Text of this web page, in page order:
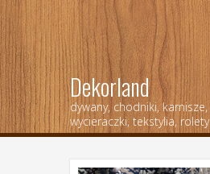
Dekorland
dywany, chodniki, karnisze,
wycieraczki, tekstylia, rolety